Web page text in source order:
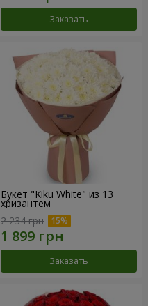
Заказать
Букет "Kiku White" из 13
хризантем
2 234 грн
Заказать